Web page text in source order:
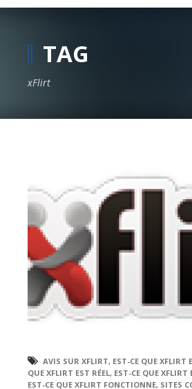
TAG
xFlirt
AVIS SUR XFLIRT, EST-CE QUE XFLIRT
QUE XFLIRT EST RÉEL, EST-CE QUE
EST-CE QUE XFLIRT FONCTIONNE, SITES